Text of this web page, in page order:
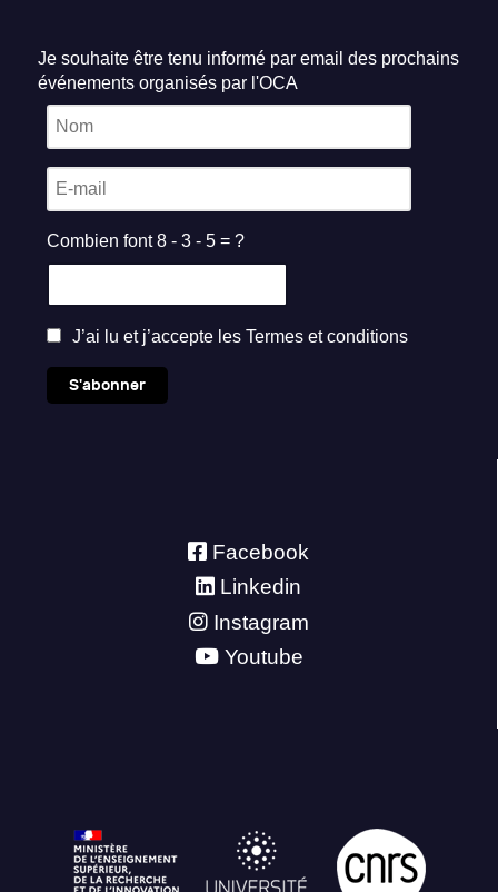
Je souhaite être tenu informé par email des prochains
événements organisés par l'OCA
Combien font 8 - 3 - 5 = ?
J’ai lu et j’accepte les Termes et conditions
S'abonner
Facebook
Linkedin
Instagram
Youtube